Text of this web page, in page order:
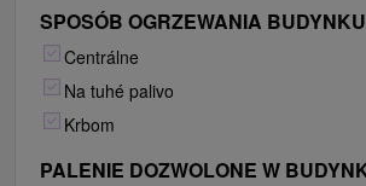
SPOSÓB OGRZEWANIA BUDYNKU
Centrálne
Na tuhé palivo
Krbom
PALENIE DOZWOLONE W